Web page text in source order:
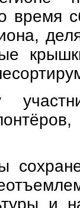
время
и